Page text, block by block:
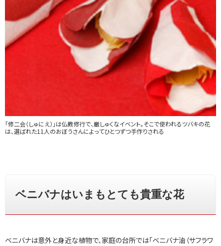
「修二会（しゅにえ）」は仏教修行で、厳しゅくなイベント。そこで使われるツバキの花
は、選ばれた11人のおぼうさんによってひとつずつ手作りされる
ベニバナはいまもとても貴重な花
ベニバナは意外と身近な植物で、家庭の台所では「ベニバナ油（サフラワ